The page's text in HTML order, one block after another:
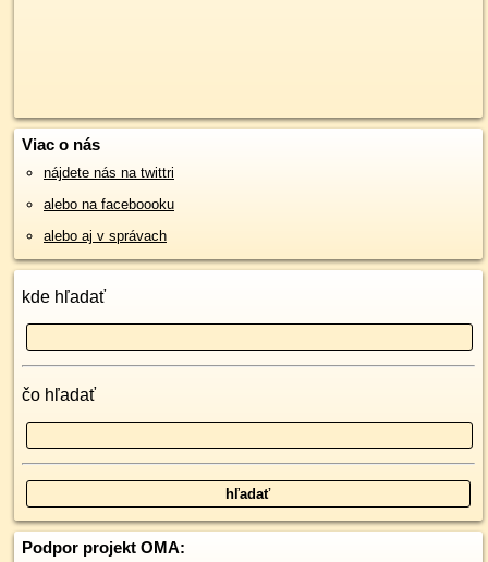
Viac o nás
nájdete nás na twittri
alebo na faceboooku
alebo aj v správach
kde hľadať
čo hľadať
Podpor projekt OMA: